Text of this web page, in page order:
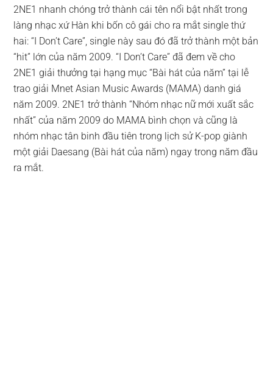
2NE1 nhanh chóng trở thành cái tên nổi bật nhất trong
làng nhạc xứ Hàn khi bốn cô gái cho ra mắt single thứ
hai: “I Don’t Care”, single này sau đó đã trở thành một bản
“hit” lớn của năm 2009. “I Don’t Care” đã đem về cho
2NE1 giải thưởng tại hạng mục “Bài hát của năm” tại lễ
trao giải Mnet Asian Music Awards (MAMA) danh giá
năm 2009. 2NE1 trở thành “Nhóm nhạc nữ mới xuất sắc
nhất” của năm 2009 do MAMA bình chọn và cũng là
nhóm nhạc tân binh đầu tiên trong lịch sử K-pop giành
một giải Daesang (Bài hát của năm) ngay trong năm đầu
ra mắt.